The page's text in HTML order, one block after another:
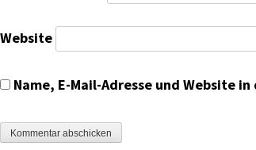
Website
Name, E-Mail-Adresse und Website